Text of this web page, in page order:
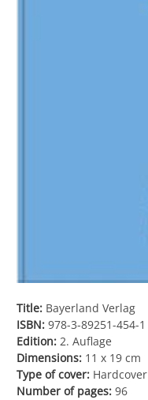
Title: Bayerland Verlag
ISBN: 978-3-89251-454-1
Edition: 2. Auflage
Dimensions: 11 x 19 cm
Type of cover: Hardcover
Number of pages: 96